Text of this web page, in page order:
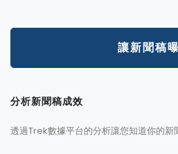
讓新聞稿
分析新聞稿成效
透過Trek數據平台的分析讓您知道你的新